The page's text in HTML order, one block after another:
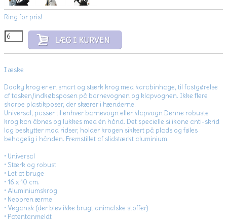
Ring for pris!
I æske
Dooky krog er en smart og stærk krog med karabinhage, til fastgørelse
af tasken/indkøbsposen på barnevognen og klapvognen. Ikke flere
skarpe plastikposer, der skærer i hænderne.
Universal, passer til enhver barnevogn eller klapvogn Denne robuste
krog kan åbnes og lukkes med én hånd. Det specielle silikone anti-skrid
lag beskytter mod ridser, holder krogen sikkert på plads og føles
behagelig i hånden. Fremstillet af slidstærkt aluminium.
• Universal
• Stærk og robust
• Let at bruge
• 16 x 10 cm.
• Aluminiumskrog
• Neopren ærme
• Vegansk (der blev ikke brugt animalske stoffer)
• Patentanmeldt